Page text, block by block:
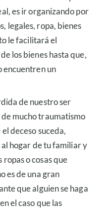
es ir organizando por
legales, ropa, bienes
le facilitará el
los bienes hasta que,
encuentren un
de nuestro ser
mucho traumatismo
deceso suceda,
hogar de tu familiar y
o cosas que
es de una gran
que alguien se haga
el caso que las